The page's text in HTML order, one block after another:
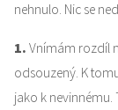
nehnulo. Nic se
1. Vnímám rozdíl
odsouzený. K
jako k